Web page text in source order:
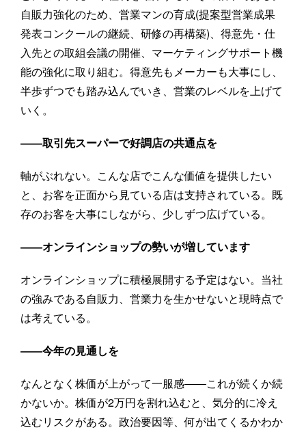
自販力強化のため、営業マンの育成(提案型営業成果
発表コンクールの継続、研修の再構築)、得意先・仕
入先との取組会議の開催、マーケティングサポート機
能の強化に取り組む。得意先もメーカーも大事にし、
半歩ずつでも踏み込んでいき、営業のレベルを上げて
いく。
――取引先スーパーで好調店の共通点を
軸がぶれない。こんな店でこんな価値を提供したい
と、お客を正面から見ている店は支持されている。既
存のお客を大事にしながら、少しずつ広げている。
――オンラインショップの勢いが増しています
オンラインショップに積極展開する予定はない。当社
の強みである自販力、営業力を生かせないと現時点で
は考えている。
――今年の見通しを
なんとなく株価が上がって一服感――これが続くか続
かないか。株価が2万円を割れ込むと、気分的に冷え
込むリスクがある。政治要因等、何が出てくるかわか